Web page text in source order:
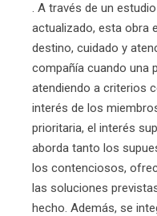
. A través de un
actualizado, esta obra
destino, cuidado y
compañía cuando una
atendiendo a criterios
interés de los
prioritaria, el interés
aborda tanto los
los contenciosos,
las soluciones
hecho. Además, se